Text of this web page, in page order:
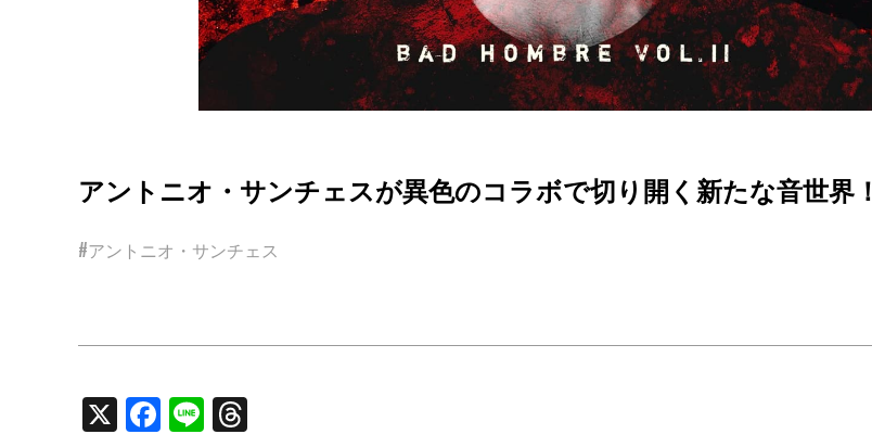
アントニオ・サンチェスが異色のコラボで切り開く新たな音世界！
#アントニオ・サンチェス
X Facebook
Line